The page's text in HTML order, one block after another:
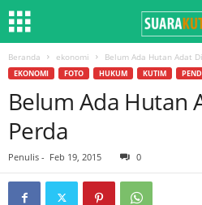
Beranda ekonomi Belum Ada Hutan Adat
EKONOMI FOTO HUKUM KUTIM
Belum Ada Hutan
Perda
Penulis - Feb 19, 2015 0